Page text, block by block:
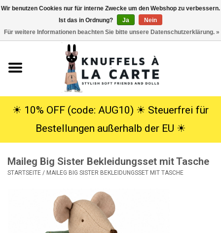
Kuscheltiere
SALE
☀︎ 10% OFF (code: AUG10) ☀︎ Steuerfrei für
Bestellungen außerhalb der EU ☀︎
Maileg Big Sister Bekleidungsset mit Tasche
STARTSEITE / MAILEG BIG SISTER BEKLEIDUNGSSET MIT TASCHE
Wir benutzen Cookies nur für interne Zwecke um den Webshop zu verbessern.
Ist das in Ordnung?
Ja
Nein
Für weitere Informationen beachten Sie bitte unsere Datenschutzerklärung. »